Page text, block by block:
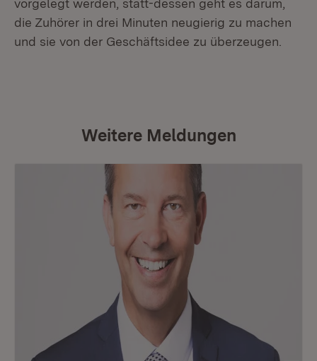
vorgelegt werden, statt-dessen geht es darum,
die Zuhörer in drei Minuten neugierig zu machen
und sie von der Geschäftsidee zu überzeugen.
Weitere Meldungen